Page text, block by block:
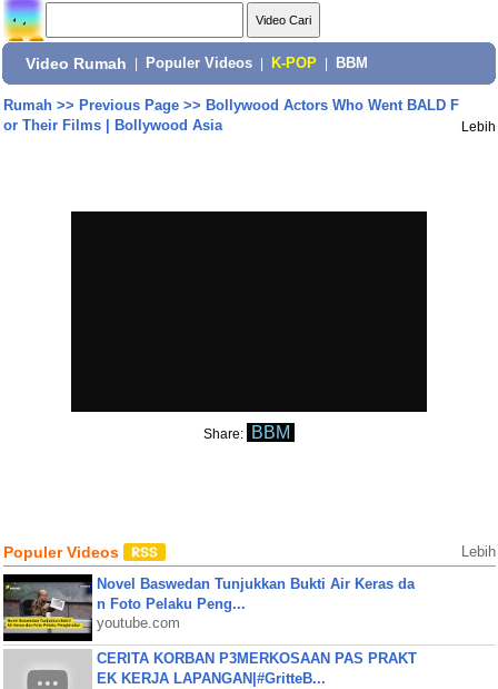
Video Rumah Populer Videos K-POP BBM
Rumah>> Previous Page>> Bollywood Actors Who Went BALD F
or Their Films | Bollywood Asia
Lebih
Share: BBM
Populer Videos Lebih
Novel Baswedan Tunjukkan Bukti Air Keras da
n Foto Pelaku Peng...
youtube.com
CERITA KORBAN P3MERKOSAAN PAS PRAKT
EK KERJA LAPANGAN|#GritteB...